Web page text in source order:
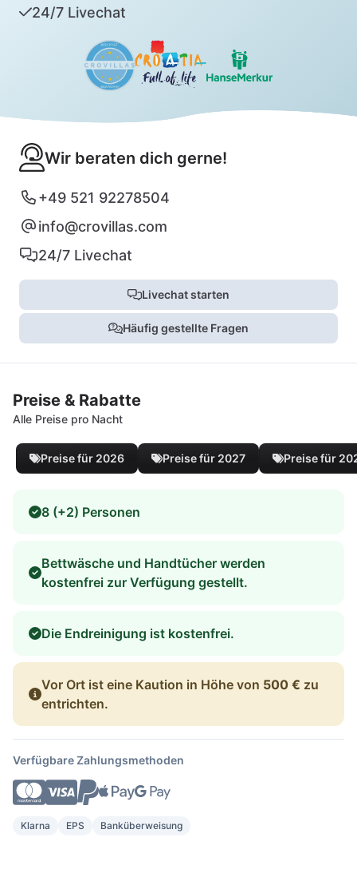
24/7 Livechat
Wir beraten dich gerne!
+49 521 92278504
info@crovillas.com
24/7 Livechat
Livechat starten
Häufig gestellte Fragen
Preise & Rabatte
Alle Preise pro Nacht
Preise für 2026 Preise für 2027 Preise für
8 (+2) Personen
Bettwäsche und Handtücher werden
kostenfrei zur Verfügung gestellt.
Die Endreinigung ist kostenfrei.
Vor Ort ist eine Kaution in Höhe von 500 € zu
entrichten.
Verfügbare Zahlungsmethoden
Klarna EPS Banküberweisung